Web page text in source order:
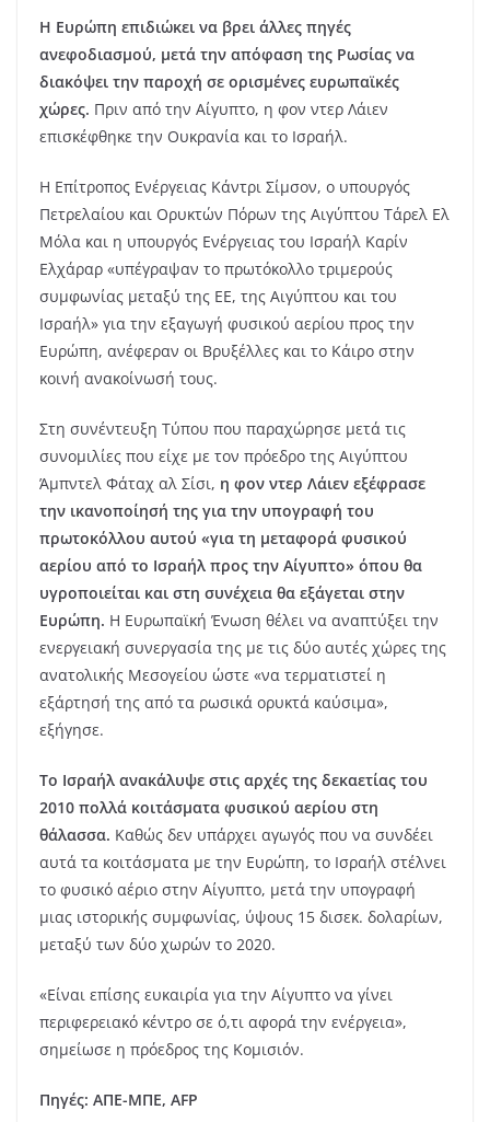
Η Ευρώπη επιδιώκει να βρει άλλες πηγές
ανεφοδιασμού, μετά την απόφαση της Ρωσίας να
διακόψει την παροχή σε ορισμένες ευρωπαϊκές
χώρες. Πριν από την Αίγυπτο, η φον ντερ Λάιεν
επισκέφθηκε την Ουκρανία και το Ισραήλ.
Η Επίτροπος Ενέργειας Κάντρι Σίμσον, ο υπουργός
Πετρελαίου και Ορυκτών Πόρων της Αιγύπτου Τάρελ Ελ
Μόλα και η υπουργός Ενέργειας του Ισραήλ Καρίν
Ελχάραρ «υπέγραψαν το πρωτόκολλο τριμερούς
συμφωνίας μεταξύ της ΕΕ, της Αιγύπτου και του
Ισραήλ» για την εξαγωγή φυσικού αερίου προς την
Ευρώπη, ανέφεραν οι Βρυξέλλες και το Κάιρο στην
κοινή ανακοίνωσή τους.
Στη συνέντευξη Τύπου που παραχώρησε μετά τις
συνομιλίες που είχε με τον πρόεδρο της Αιγύπτου
Άμπντελ Φάταχ αλ Σίσι, η φον ντερ Λάιεν εξέφρασε
την ικανοποίησή της για την υπογραφή του
πρωτοκόλλου αυτού «για τη μεταφορά φυσικού
αερίου από το Ισραήλ προς την Αίγυπτο» όπου θα
υγροποιείται και στη συνέχεια θα εξάγεται στην
Ευρώπη. Η Ευρωπαϊκή Ένωση θέλει να αναπτύξει την
ενεργειακή συνεργασία της με τις δύο αυτές χώρες της
ανατολικής Μεσογείου ώστε «να τερματιστεί η
εξάρτησή της από τα ρωσικά ορυκτά καύσιμα»,
εξήγησε.
Το Ισραήλ ανακάλυψε στις αρχές της δεκαετίας του
2010 πολλά κοιτάσματα φυσικού αερίου στη
θάλασσα. Καθώς δεν υπάρχει αγωγός που να συνδέει
αυτά τα κοιτάσματα με την Ευρώπη, το Ισραήλ στέλνει
το φυσικό αέριο στην Αίγυπτο, μετά την υπογραφή
μιας ιστορικής συμφωνίας, ύψους 15 δισεκ. δολαρίων,
μεταξύ των δύο χωρών το 2020.
«Είναι επίσης ευκαιρία για την Αίγυπτο να γίνει
περιφερειακό κέντρο σε ό,τι αφορά την ενέργεια»,
σημείωσε η πρόεδρος της Κομισιόν.
Πηγές: ΑΠΕ-ΜΠΕ, AFP